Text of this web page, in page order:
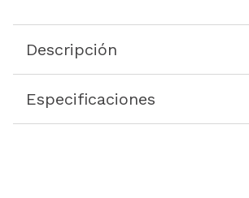
Descripción
Especificaciones